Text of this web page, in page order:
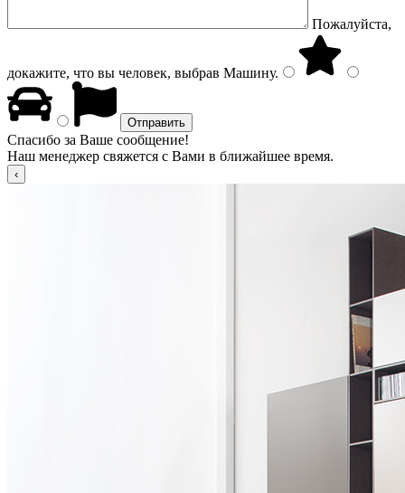
Пожалуйста,
докажите, что вы человек, выбрав Машину.
Спасибо за Ваше сообщение!
Наш менеджер свяжется с Вами в ближайшее время.